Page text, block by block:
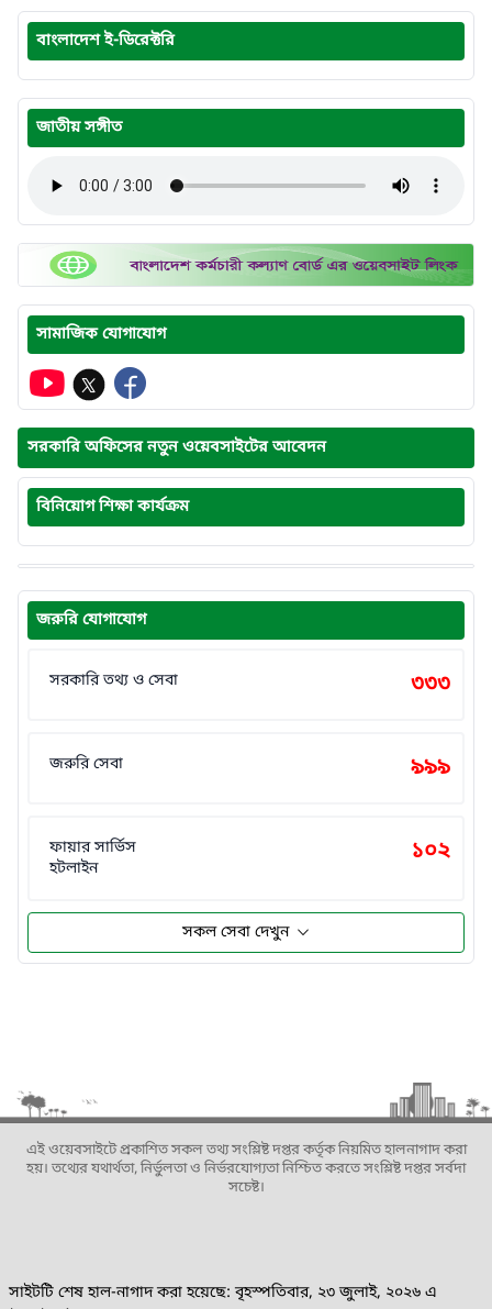
বাংলাদেশ ই-ডিরেক্টরি
জাতীয় সঙ্গীত
সামাজিক যোগাযোগ
সরকারি অফিসের নতুন ওয়েবসাইটের আবেদন
বিনিয়োগ শিক্ষা কার্যক্রম
জরুরি যোগাযোগ
সরকারি তথ্য ও সেবা ৩৩৩
জরুরি সেবা ৯৯৯
ফায়ার সার্ভিস
হটলাইন
১০২
সকল সেবা দেখুন
এই ওয়েবসাইটে প্রকাশিত সকল তথ্য সংশ্লিষ্ট দপ্তর কর্তৃক নিয়মিত হালনাগাদ করা
হয়। তথ্যের যথার্থতা, নির্ভুলতা ও নির্ভরযোগ্যতা নিশ্চিত করতে সংশ্লিষ্ট দপ্তর সর্বদা
সচেষ্ট।
সাইটটি শেষ হাল-নাগাদ করা হয়েছে: বৃহস্পতিবার, ২৩ জুলাই, ২০২৬ এ